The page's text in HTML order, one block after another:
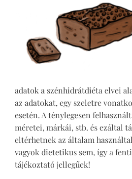
adatok a szénhidrátdiéta elvei
az adatokat, egy szeletre
esetén. A ténylegesen
méretei, márkái, stb. és ezáltal
eltérhetnek az általam
vagyok dietetikus sem, így a
tájékoztató jellegűek!